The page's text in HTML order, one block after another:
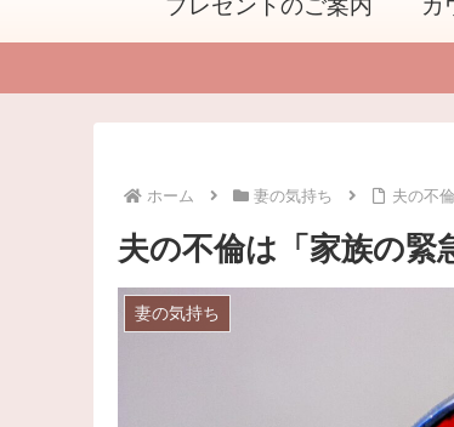
プレゼントのご案内 カ
ホーム 妻の気持ち 夫の不
夫の不倫は「家族の緊
妻の気持ち